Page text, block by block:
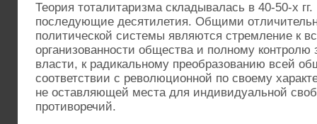
Теория тоталитаризма складывалась в 40-50-х
последующие десятилетия. Общими
политической системы являются стремление к
организованности общества и полному
власти, к радикальному преобразованию всей
соответствии с революционной по своему
не оставляющей места для индивидуальной
противоречий.